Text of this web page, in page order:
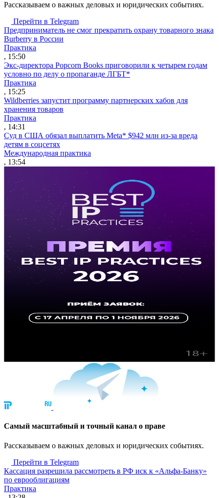
Рассказываем о важных деловых и юридических событиях.
Перейти в Telegram
Предприниматель не смог прекратить охрану товарного знака
Burberry в России
Практика
, 15:50
Экс-директора Popcorn Books приговорили к четырем годам
условно по делу о пропаганде ЛГБТ*
Практика
, 15:25
Wildberries запустит программу партнерских хабов для
хранения товаров
Практика
, 14:31
Суд в США обязал выплатить Meta* $942 млн из-за вреда
детям в соцсетях
Международная практика
, 13:54
Cамый масштабный и точный канал о праве
Рассказываем о важных деловых и юридических событиях.
Перейти в Telegram
Кассация разрешила рассмотреть в РФ иск к «Альфа-Банку»
по еврооблигациям
Практика